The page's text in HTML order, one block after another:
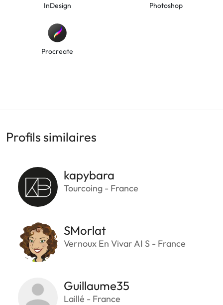
InDesign Photoshop
Procreate
Profils similaires
kapybara
Tourcoing - France
SMorlat
Vernoux En Vivar AI S - France
Guillaume35
Laillé - France